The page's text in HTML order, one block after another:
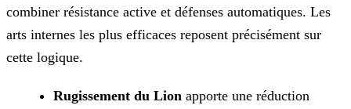
combiner résistance active et défenses automatiques. Les
arts internes les plus efficaces reposent précisément sur
cette logique.
Rugissement du Lion apporte une réduction